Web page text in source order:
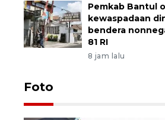
Pemkab Bantul
kewaspadaan
bendera
81 RI
8 jam lalu
Foto